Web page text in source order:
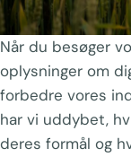
Når du besøger
oplysninger om
forbedre vores
har vi uddybet,
deres formål og